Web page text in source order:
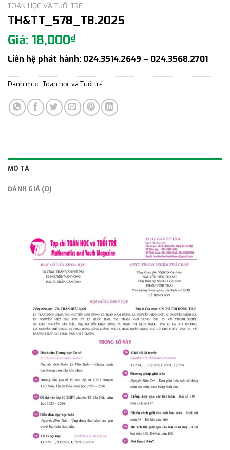
TOÁN HỌC VÀ TUỔI TRẺ
TH&TT_578_T8.2025
18,000₫
Liên hệ phát hành: 024.3514.2649 – 024.3568.2701
Danh mục: Toán học và Tuổi trẻ
MÔ TẢ
ĐÁNH GIÁ (0)